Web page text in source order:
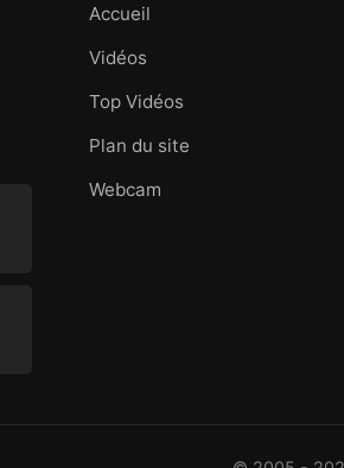
Accueil
Vidéos
Top Vidéos
Plan du site
Webcam